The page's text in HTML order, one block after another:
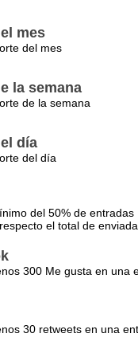
mes
del mes
la semana
de la semana
día
del día
del 50% de entradas
el total de
300 Me gusta en una
30 retweets en una